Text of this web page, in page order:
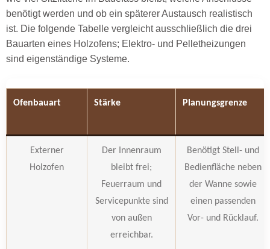
benötigt werden und ob ein späterer Austausch realistisch
ist. Die folgende Tabelle vergleicht ausschließlich die drei
Bauarten eines Holzofens; Elektro- und Pelletheizungen
sind eigenständige Systeme.
Ofenbauart Stärke Planungsgrenze
Externer
Holzofen
Der Innenraum
bleibt frei;
Feuerraum und
Servicepunkte sind
von außen
erreichbar.
Benötigt Stell- und
Bedienfläche neben
der Wanne sowie
einen passenden
Vor- und Rücklauf.